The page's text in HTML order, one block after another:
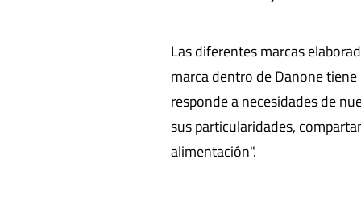
Las diferentes marcas
marca dentro de Danone
responde a necesidades de
sus particularidades,
alimentación".